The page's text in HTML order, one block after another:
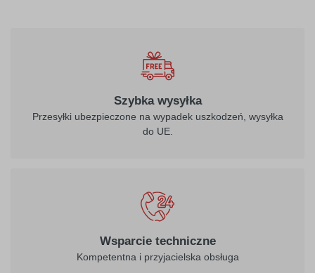
purpurowo-
312
burgund
Szybka wysyłka
Przesyłki ubezpieczone na wypadek uszkodzeń, wysyłka
do UE.
Wsparcie techniczne
Kompetentna i przyjacielska obsługa